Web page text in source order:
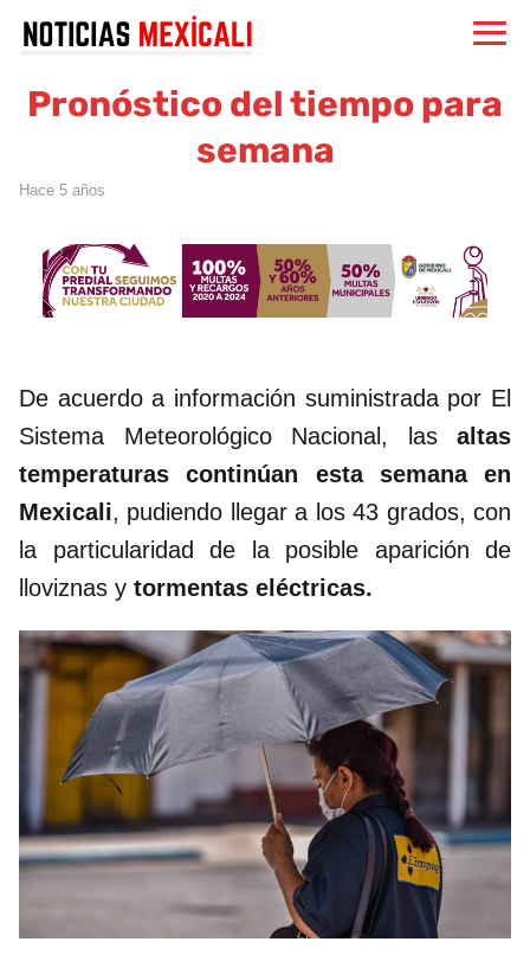
Pronóstico del tiempo para
semana
hace 5 años
De acuerdo a información suministrada por El
Sistema Meteorológico Nacional, las altas
temperaturas continúan esta semana en
Mexicali, pudiendo llegar a los 43 grados, con
la particularidad de la posible aparición de
lloviznas y tormentas eléctricas.